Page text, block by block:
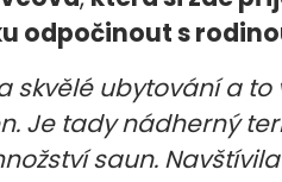
odpočinout s
skvělé ubytování a to
Je tady nádherný
saun.